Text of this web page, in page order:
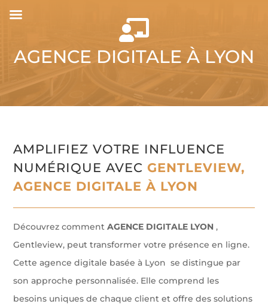

AGENCE DIGITALE À LYON
AMPLIFIEZ VOTRE INFLUENCE
NUMÉRIQUE AVECGENTLEVIEW,
AGENCE DIGITALE À LYON
Découvrez commentAGENCE DIGITALE LYON,
Gentleview, peut transformer votre présence en ligne.
Cette agence digitale basée à Lyon se distingue par
son approche personnalisée. Elle comprend les
besoins uniques de chaque client et offre des solutions